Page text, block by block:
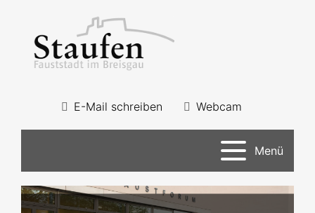
E-Mail schreiben Webcam
Menü